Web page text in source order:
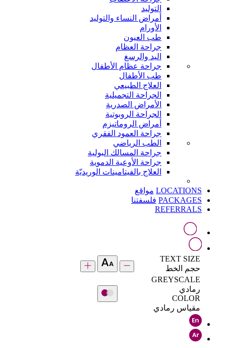
التوليد
أمراض النساء والتوليد
الأورام
طب العيون
جراحة العظام
اليد والرسغ
جراحة عظام الأطفال
طب الأطفال
العلاج الطبيعي
الجراحة التجميلية
الأمراض الصدرية
الجراحة الروبوتية
أمراض الروماتيزم
جراحة العمود الفقري
الطب الرياضي
جراحة المسالك البولية
جراحة الأوعية الدموية
العلاج بالفيتامينات الوريديّة
LOCATIONS مواقع
PACKAGES فلسفتنا
REFERRALS
TEXT SIZE
حجم الخط
GREYSCALE
رمادي
COLOR
مقياس رمادي